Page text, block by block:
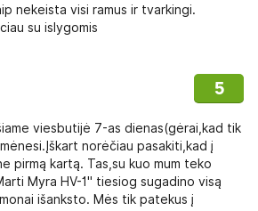
nekeista visi ramus ir tvarkingi.
su islygomis
5
viesbutijė 7-as dienas(gėrai,kad tik
norėčiau pasakiti,kad į
pirmą kartą. Tas,su kuo mum teko
Myra HV-1" tiesiog sugadino visą
išanksto. Mės tik patekus į